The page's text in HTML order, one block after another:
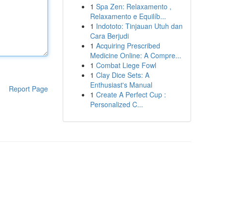
Report Page
1 Spa Zen: Relaxamento ,
Relaxamento e Equilíb...
1 Indototo: Tinjauan Utuh dan
Cara Berjudi
1 Acquiring Prescribed
Medicine Online: A Compre...
1 Combat Liege Fowl
1 Clay Dice Sets: A
Enthusiast's Manual
1 Create A Perfect Cup :
Personalized C...